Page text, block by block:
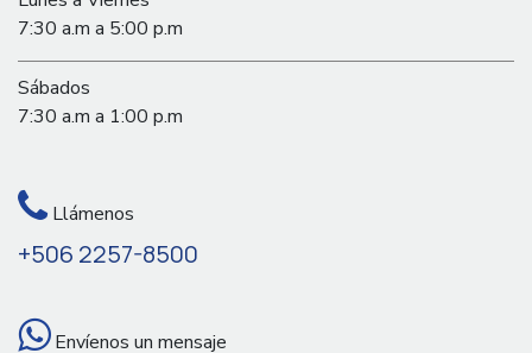
7:30 a.m a 5:00 p.m
Sábados
7:30 a.m a 1:00 p.m
Llámenos
+506 2257-8500
Envíenos un mensaje